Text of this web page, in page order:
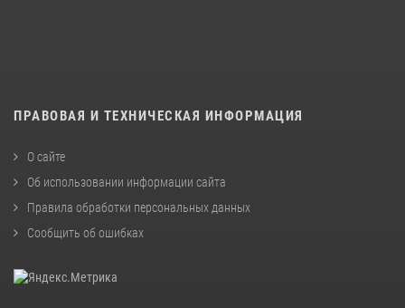
ПРАВОВАЯ И ТЕХНИЧЕСКАЯ ИНФОРМАЦИЯ
О сайте
Об использовании информации сайта
Правила обработки персональных данных
Сообщить об ошибках